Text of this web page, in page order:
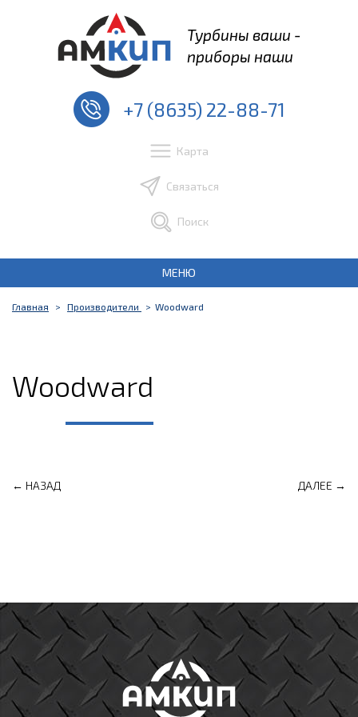
Турбины ваши -
приборы наши
+7 (8635) 22-88-71
Карта
Связаться
Поиск
МЕНЮ
Главная Производители Woodward
Woodward
← НАЗАД ДАЛЕЕ →